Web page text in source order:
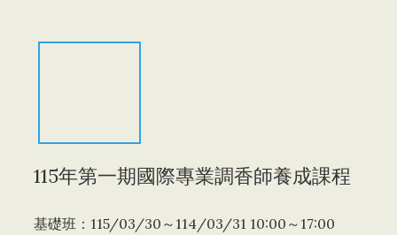
115年第一期國際專業調香師養成課程
基礎班：115/03/30～114/03/31 10:00～17:00